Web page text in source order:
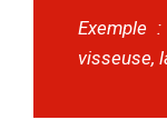
Exemple
visseuse,